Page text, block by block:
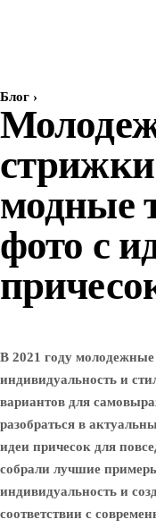
Блог ›
модные
фото с
В 2021 году
индивидуальность и
вариантов для
разобраться в
идеи причесок для
собрали лучшие
индивидуальность и
соответствии с